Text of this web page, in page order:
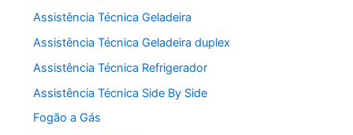
Assistência Técnica Geladeira
Assistência Técnica Geladeira duplex
Assistência Técnica Refrigerador
Assistência Técnica Side By Side
Fogão a Gás